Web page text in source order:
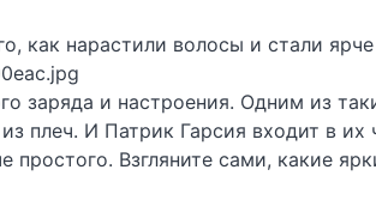
заряда и настроения. Одним из
плеч. И Патрик Гарсия входит в
Взгляните сами, какие